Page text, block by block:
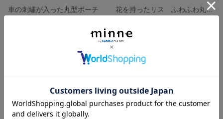
車の刺繡が入った丸型ポーチ
花を持ったリス ふわふわ丸型ポーチ
残り1点